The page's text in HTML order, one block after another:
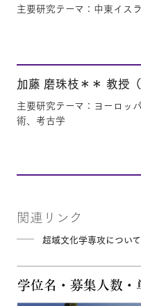
主要研究テーマ：中東イス
加藤 磨珠枝＊＊ 教授
主要研究テーマ：ヨーロッ
術、考古学
関連リンク
超域文化学専攻につい
学位名・募集人数